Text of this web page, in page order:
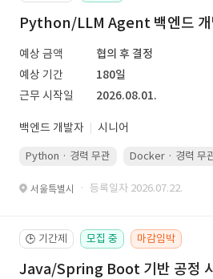
Python/LLM Agent 백엔드 개
예상 금액
협의 후 결정
예상 기간
180일
근무 시작일
2026.08.01.
백엔드 개발자 시니어
Python · 경력 무관 Docker · 경력 무
서울특별시 · 등록일자 2026.07.22.
🕒 기간제 모집 중 마감임박
Java/Spring Boot 기반 공정